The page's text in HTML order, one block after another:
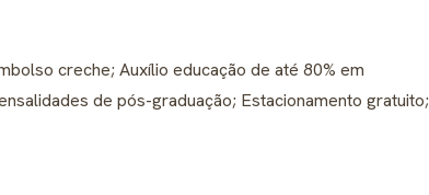
creche; Auxílio educação de até 80% em
de pós-graduação; Estacionamento gratuito;